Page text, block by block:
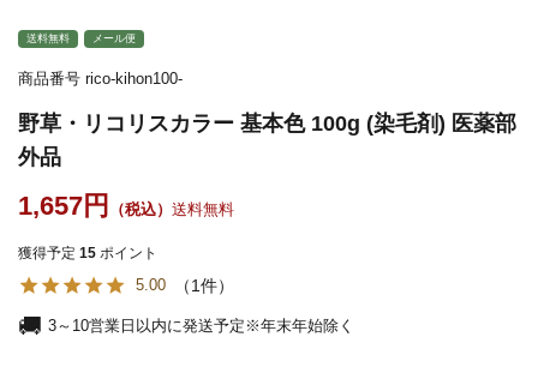
送料無料 メール便
商品番号 rico-kihon100-
野草・リコリスカラー 基本色 100g (染毛剤) 医薬部
外品
1,657 送料無料
獲得予定 15 ポイント
5.00 1
3～10営業日以内に発送予定※年末年始除く